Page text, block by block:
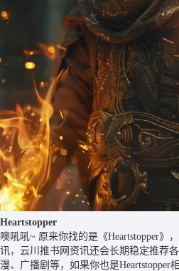
Heartstopper
噢吼吼~ 原来你找的是《Heartstopper》
讯，云川推书网资讯还会长期稳定推荐
漫、广播剧等，如果你也是Heartstopper